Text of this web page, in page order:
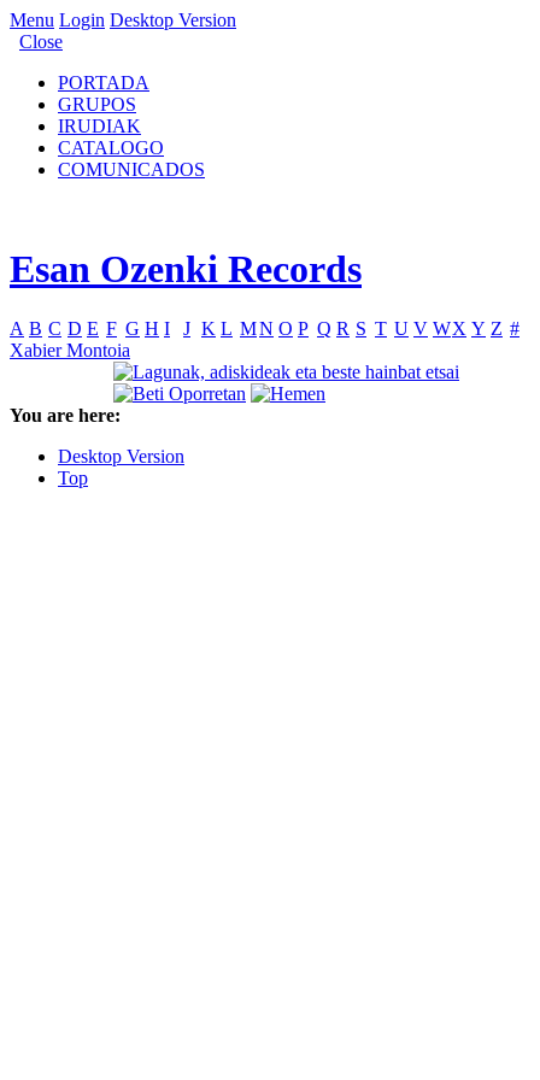
Menu Login Desktop Version
Close
PORTADA
GRUPOS
IRUDIAK
CATALOGO
COMUNICADOS
Esan Ozenki Records
A B C D E F G H I J K L MN O P Q R S T U V WX Y Z #
Xabier Montoia
You are here:
Desktop Version
Top